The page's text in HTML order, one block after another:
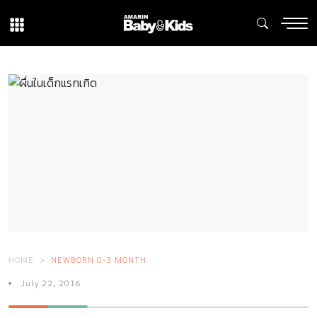
HOME NEWBORN 0-3 MONTH
July 22, 2016